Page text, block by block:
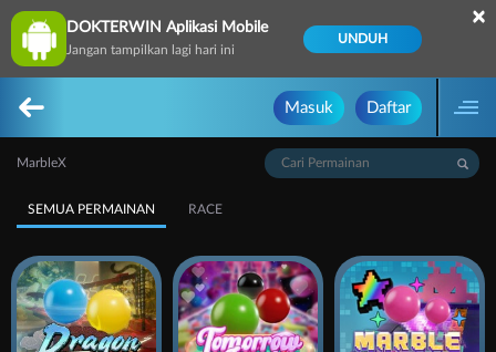
DOKTERWIN Aplikasi Mobile
Jangan tampilkan lagi hari ini
UNDUH
×
Masuk Daftar
MarbleX
SEMUA PERMAINAN RACE